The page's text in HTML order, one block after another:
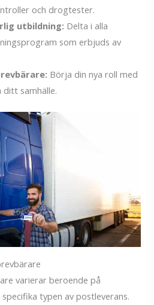
och drogtester.
utbildning: Delta i alla
som erbjuds av
Börja din nya roll med
samhälle.
varierar beroende på
typen av postleverans.